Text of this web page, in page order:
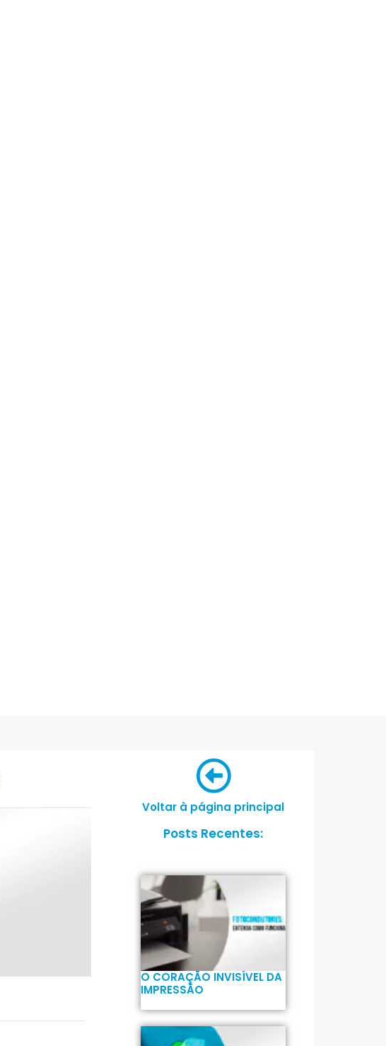
Voltar à página principal
Posts Recentes:
O CORAÇÃO INVISÍVEL DA
IMPRESSÃO